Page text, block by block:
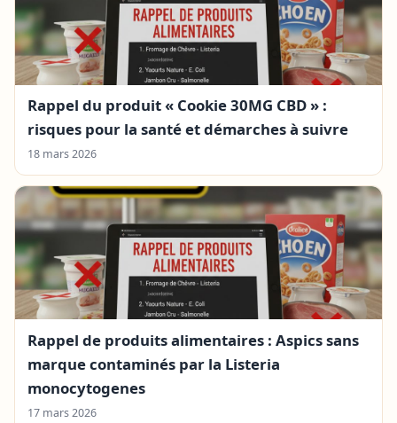
Rappel du produit « Cookie 30MG CBD » :
risques pour la santé et démarches à suivre
18 mars 2026
Rappel de produits alimentaires : Aspics sans
marque contaminés par la Listeria
monocytogenes
17 mars 2026